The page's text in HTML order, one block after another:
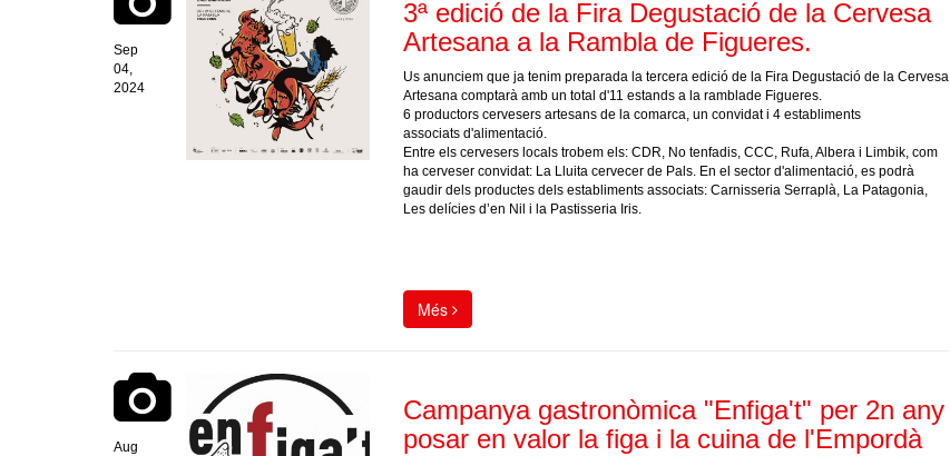
Sep
04,
2024
3ª edició de la Fira Degustació de la Cervesa
Artesana a la Rambla de Figueres.
Us anunciem que ja tenim preparada la tercera edició de la Fira Degustació de la Cervesa
Artesana comptarà amb un total d'11 estands a la ramblade Figueres.
6 productors cervesers artesans de la comarca, un convidat i 4 establiments
associats d'alimentació.
Entre els cervesers locals trobem els: CDR, No tenfadis, CCC, Rufa, Albera i Limbik, com
ha cerveser convidat: La Lluita cervecer de Pals. En el sector d'alimentació, es podrà
gaudir dels productes dels establiments associats: Carnisseria Serraplà, La Patagonia,
Les delícies d’en Nil i la Pastisseria Iris.
Més
Aug
Campanya gastronòmica "Enfiga't" per 2n any
posar en valor la figa i la cuina de l'Empordà